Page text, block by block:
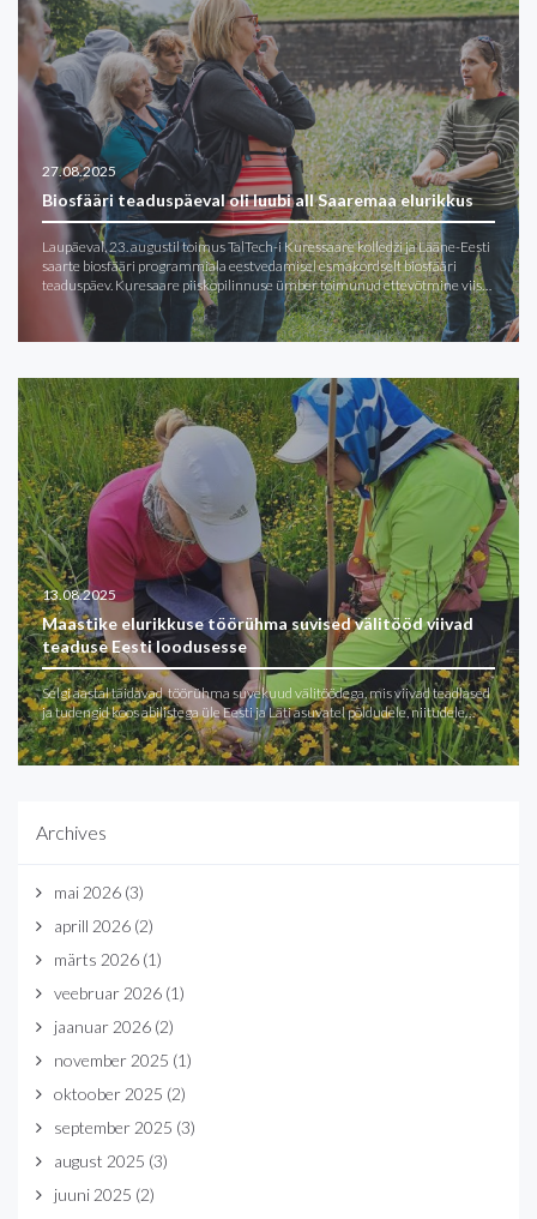
27.08.2025
Biosfääri teaduspäeval oli luubi all Saaremaa elurikkus
Laupäeval, 23. augustil toimus TalTech-i Kuressaare kolledži ja Lääne-Eesti
saarte biosfääri programmiala eestvedamisel esmakordselt biosfääri
teaduspäev. Kuresaare piiskopilinnuse ümber toimunud ettevõtmine viis…
13.08.2025
Maastike elurikkuse töörühma suvised välitööd viivad
teaduse Eesti loodusesse
Selgi aastal täidavad töörühma suvekuud välitöödega, mis viivad teadlased
ja tudengid koos abilistega üle Eesti ja Läti asuvatel põldudele, niitudele…
Archives
mai 2026 (3)
aprill 2026 (2)
märts 2026 (1)
veebruar 2026 (1)
jaanuar 2026 (2)
november 2025 (1)
oktoober 2025 (2)
september 2025 (3)
august 2025 (3)
juuni 2025 (2)